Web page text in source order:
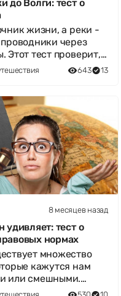
до Волги: тест о
жизни, а реки -
через
Этот тест проверит,
вы ориентир
643 13
8 месяцев назад
удивляет: тест о
нормах
множество
кажутся нам
или смешными.
чтобы проверить,